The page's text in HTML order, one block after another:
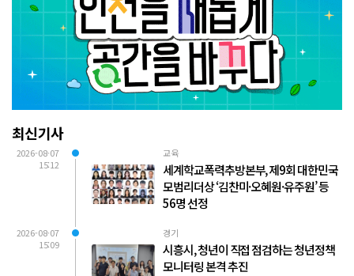
최신기사
2026-08-07
15:12
교육
세계학교폭력추방본부, 제9회 대한민국
모범리더상 ‘김찬미·오혜원·유주원’ 등
56명 선정
2026-08-07
15:09
경기
시흥시, 청년이 직접 점검하는 청년정책
모니터링 본격 추진